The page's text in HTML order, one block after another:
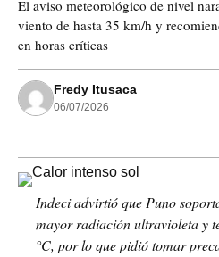
El aviso meteorológico de nivel
viento de hasta 35 km/h y
en horas críticas
Fredy Itusaca
06/07/2026
Indeci advirtió que Puno
mayor radiación ultravioleta y
°C, por lo que pidió tomar